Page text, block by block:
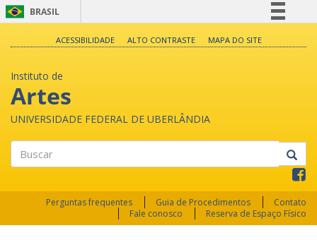
BRASIL
Legislação
Canais
ACESSIBILIDADE ALTO CONTRASTE MAPA DO SITE
Instituto de
Artes
UNIVERSIDADE FEDERAL DE UBERLÂNDIA
Perguntas frequentes Guia de Procedimentos
Contato
Fale conosco
Reserva de Espaço Físico